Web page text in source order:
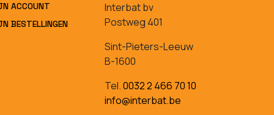
ACCOUNT
BESTELLINGEN
Interbat bv
Postweg 401
Sint-Pieters-Leeuw
B-1600
Tel.0032 2 466 70 10
info@interbat.be